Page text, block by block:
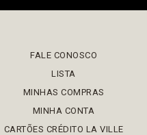
FALE CONOSCO
LISTA
MINHAS COMPRAS
MINHA CONTA
CARTÕES CRÉDITO LA VILLE